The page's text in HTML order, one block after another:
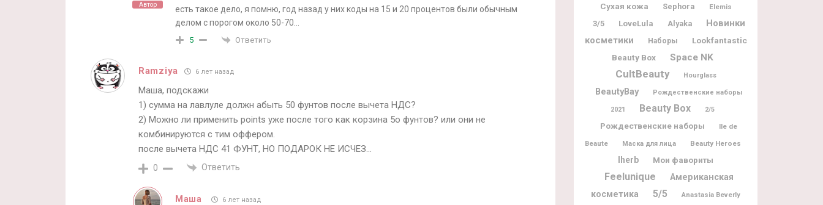
Автор
есть такое дело, я помню, год назад у них коды на 15 и 20 процентов были обычным
делом с порогом около 50-70…
5 Ответить
Ramziya 6 лет назад
Маша, подскажи
1) сумма на лавлуле должн абыть 50 фунтов после вычета НДС?
2) Можно ли применить points уже после того как корзина 5о фунтов? или они не
комбинируются с тим оффером.
после вычета НДС 41 ФУНТ, НО ПОДАРОК НЕ ИСЧЕЗ…
0 Ответить
Маша 6 лет назад
Сухая кожа Sephora Elemis
3/5 LoveLula Alyaka
Новинки
косметики
Наборы
Lookfantastic
Beauty Box
Space NK
CultBeauty Hourglass
BeautyBay Рождественские наборы
2021 Beauty Box 2/5
Рождественские наборы
Ile de
Beaute
Маска для лица Beauty Heroes
Iherb Мои фавориты
Feelunique
Американская
косметика
5/5 Anastasia Beverly